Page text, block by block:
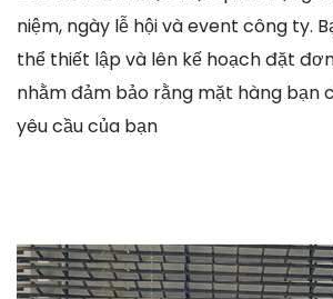
niệm, ngày lễ hội và event công ty.
thể thiết lập và lên kế hoạch đặt
nhằm đảm bảo rằng mặt hàng bạn
yêu cầu của bạn